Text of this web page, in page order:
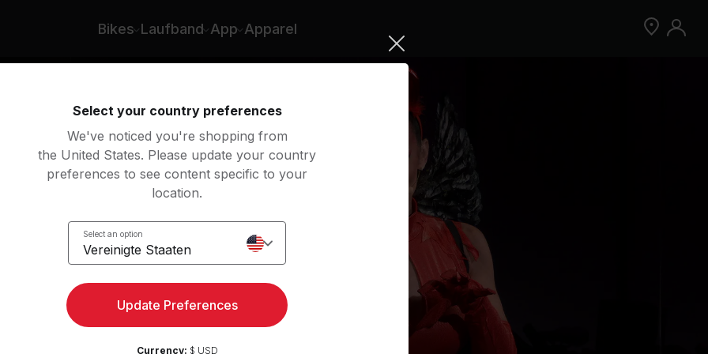
Bikes Laufband App Apparel
Jetzt Peloton App kostenlos testen
Select your country preferences
We've noticed you're shopping from
the United States. Please update your country
preferences to see content specific to your
location.
Select an option
Vereinigte Staaten
Update Preferences
Currency: $ USD